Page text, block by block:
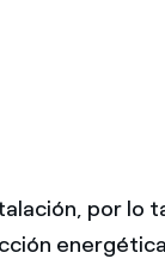
por lo